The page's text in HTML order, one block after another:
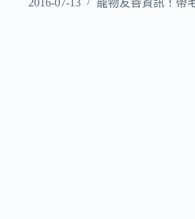
2016-07-13 寵物友善資訊！帶